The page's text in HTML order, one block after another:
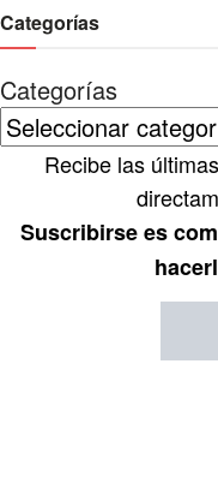
Categorías
Categorías
Recibe las
Suscribirse es